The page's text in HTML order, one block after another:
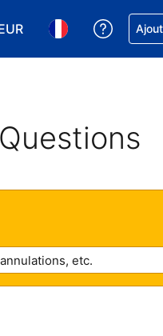
Choisissez votre devise.
Choisissez votre